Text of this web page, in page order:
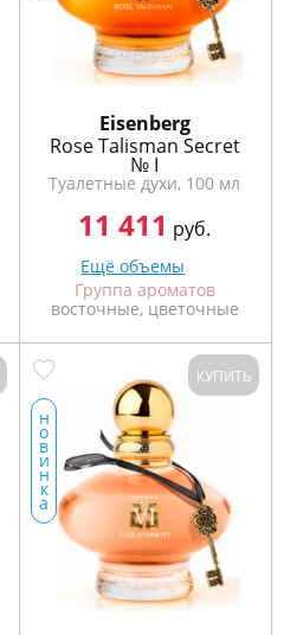
Eisenberg
Rose Talisman Secret
№ I
Туалетные духи, 100 мл
11 411 руб.
Ещё объемы
Группа ароматов
восточные, цветочные
КУПИТЬ
н
о
в
и
н
к
а